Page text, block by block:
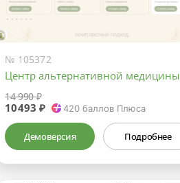
№ 105372
Центр альтернативной медицины
14 990 ₽
10493 ₽ 420баллов Плюса
Демоверсия Подробнее